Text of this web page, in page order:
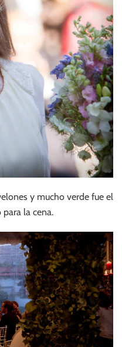
y mucho verde fue el
la cena.